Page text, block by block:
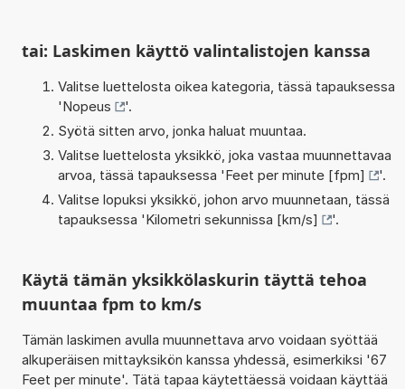
tai: Laskimen käyttö valintalistojen kanssa
Valitse luettelosta oikea kategoria, tässä tapauksessa
'Nopeus
'.
Syötä sitten arvo, jonka haluat muuntaa.
Valitse luettelosta yksikkö, joka vastaa muunnettavaa
arvoa, tässä tapauksessa 'Feet per minute [fpm]
'.
Valitse lopuksi yksikkö, johon arvo muunnetaan, tässä
tapauksessa 'Kilometri sekunnissa [km/s] '.
Käytä tämän yksikkölaskurin täyttä tehoa
muuntaa fpm to km/s
Tämän laskimen avulla muunnettava arvo voidaan syöttää
alkuperäisen mittayksikön kanssa yhdessä, esimerkiksi '67
Feet per minute'. Tätä tapaa käytettäessä voidaan käyttää